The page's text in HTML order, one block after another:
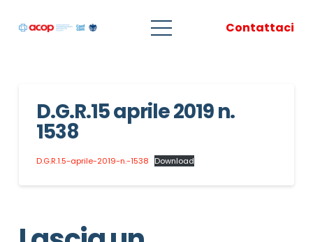
Contattaci
D.G.R.15 aprile 2019 n.
1538
D.G.R.1.5-aprile-2019-n.-1538 Download